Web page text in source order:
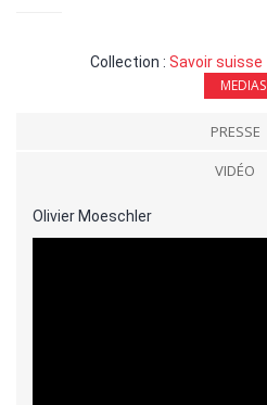
Collection : Savoir suisse
MEDIAS
PRESSE
VIDÉO
Olivier Moeschler